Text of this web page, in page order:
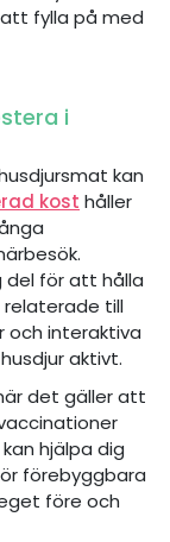
fylla på med
i
kan
kost håller
del för att hålla
relaterade till
och interaktiva
aktivt.
det gäller att
hjälpa dig
förebyggbara
före och